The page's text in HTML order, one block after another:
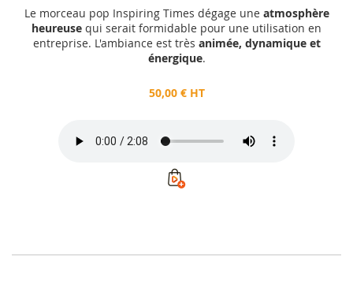
Le morceau pop Inspiring Times dégage une atmosphère
heureuse qui serait formidable pour une utilisation en
entreprise. L'ambiance est très animée, dynamique et
énergique.
50,00 € HT